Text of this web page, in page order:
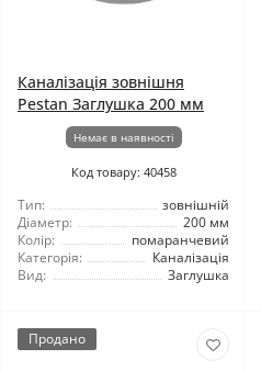
Каналізація зовнішня
Pestan Заглушка 200 мм
Немає в наявності
Код товару: 40458
Тип:
зовнішній
Діаметр:
200 мм
Колір:
помаранчевий
Категорія:
Каналізація
Вид:
Заглушка
Продано